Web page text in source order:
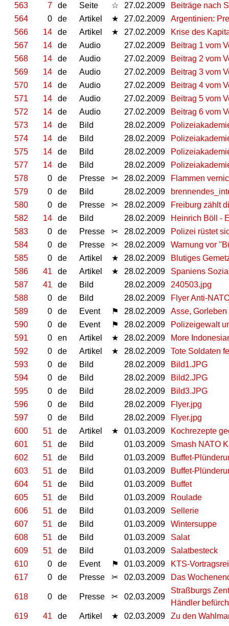
563
7 de Seite ☆ 27.02.2009
Beiträge nach
564
0 de Artikel ★ 27.02.2009
Argentinien:
566
14 de Artikel ★ 27.02.2009
Krise des
567
14 de Audio 27.02.2009
Beitrag 1 vom
568
14 de Audio 27.02.2009
Beitrag 2 vom
569
14 de Audio 27.02.2009
Beitrag 3 vom
570
14 de Audio 27.02.2009
Beitrag 4 vom
571
14 de Audio 27.02.2009
Beitrag 5 vom
572
14 de Audio 27.02.2009
Beitrag 6 vom
573
14 de Bild 28.02.2009
574
14 de Bild 28.02.2009
575
14 de Bild 28.02.2009
577
14 de Bild 28.02.2009
578
0 de Presse ✂ 28.02.2009
Flammen
579
0 de Bild 28.02.2009
580
0 de Presse ✂ 28.02.2009
Freiburg zählt
582
14 de Bild 28.02.2009
Heinrich Böll -
583
0 de Presse ✂ 28.02.2009
Polizei rüstet
584
0 de Presse ✂ 28.02.2009
Warnung vor
585
0 de Artikel ★ 28.02.2009
Blutiges
586
41 de Artikel ★ 28.02.2009
Spaniens
587
41 de Bild 28.02.2009
240503.jpg
588
0 de Bild 28.02.2009
Flyer Anti-
589
0 de Event ⚑ 28.02.2009
Asse,
590
0 de Event ⚑ 28.02.2009
Polizeigewalt
591
0 en Artikel ★ 28.02.2009
More
592
0 de Artikel ★ 28.02.2009
Tote Soldaten
593
0 de Bild 28.02.2009
Bild1.JPG
594
0 de Bild 28.02.2009
Bild2.JPG
595
0 de Bild 28.02.2009
Bild3.JPG
596
0 de Bild 28.02.2009
Flyer.jpg
597
0 de Bild 28.02.2009
Flyer.jpg
600
51 de Artikel ★ 01.03.2009
Kochrezepte
601
51 de Bild 01.03.2009
Smash NATO
602
51 de Bild 01.03.2009
Buffet-
603
51 de Bild 01.03.2009
Buffet-
604
51 de Bild 01.03.2009
Buffet
605
51 de Bild 01.03.2009
Roulade
606
51 de Bild 01.03.2009
Sellerie
607
51 de Bild 01.03.2009
Wintersuppe
608
51 de Bild 01.03.2009
Salat
609
51 de Bild 01.03.2009
Salatbesteck
610
0 de Event ⚑ 01.03.2009
KTS-
617
0 de Presse ✂ 02.03.2009 Das
618 0 de Presse ✂ 02.03.2009
Straßburgs
Händler
619
41 de Artikel ★ 02.03.2009
Zu den